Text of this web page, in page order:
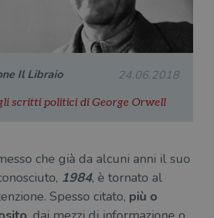
Il Libraio 24.06.2018
scritti politici di George Orwell
che già da alcuni anni il suo
1984, è tornato al
Spesso citato, più o